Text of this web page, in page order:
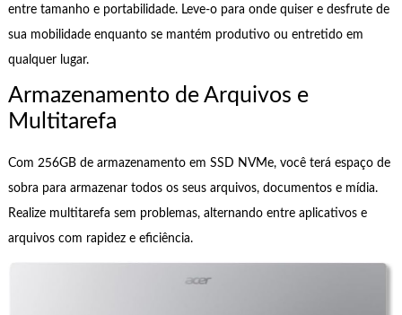
entre tamanho e portabilidade. Leve-o para onde quiser e desfrute de
sua mobilidade enquanto se mantém produtivo ou entretido em
qualquer lugar.
Armazenamento de Arquivos e
Multitarefa
Com 256GB de armazenamento em SSD NVMe, você terá espaço de
sobra para armazenar todos os seus arquivos, documentos e mídia.
Realize multitarefa sem problemas, alternando entre aplicativos e
arquivos com rapidez e eficiência.